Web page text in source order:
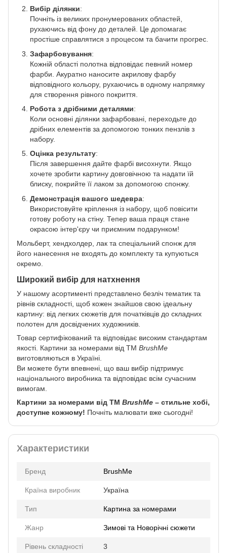
Вибір ділянки:
Почніть із великих пронумерованих областей,
рухаючись від фону до деталей. Це допомагає
простіше справлятися з процесом та бачити прогрес.
Зафарбовування:
Кожній області полотна відповідає певний номер
фарби. Акуратно наносите акрилову фарбу
відповідного кольору, рухаючись в одному напрямку
для створення рівного покриття.
Робота з дрібними деталями:
Коли основні ділянки зафарбовані, переходьте до
дрібних елементів за допомогою тонких пензлів з
набору.
Оцінка результату:
Після завершення дайте фарбі висохнути. Якщо
хочете зробити картину довговічною та надати їй
блиску, покрийте її лаком за допомогою спонжу.
Демонстрація вашого шедевра:
Використовуйте кріплення із набору, щоб повісити
готову роботу на стіну. Тепер ваша праця стане
окрасою інтер'єру чи приємним подарунком!
Мольберт, хендхолдер, лак та спеціальний спонж для
його нанесення не входять до комплекту та купуються
окремо.
Широкий вибір для натхнення
У нашому асортименті представлено безліч тематик та
рівнів складності, щоб кожен знайшов свою ідеальну
картину: від легких сюжетів для початківців до складних
полотен для досвідчених художників.
Товар сертифікований та відповідає високим стандартам
якості. Картини за номерами від ТМ BrushMe
виготовляються в Україні.
Ви можете бути впевнені, що ваш вибір підтримує
національного виробника та відповідає всім сучасним
вимогам.
Картини за номерами від ТМ BrushMe – стильне хобі,
доступне кожному! Почніть малювати вже сьогодні!
Характеристики
Бренд BrushMe
Країна виробник Україна
Тип Картина за номерами
Жанр Зимові та Новорічні сюжети
Рівень складності 3